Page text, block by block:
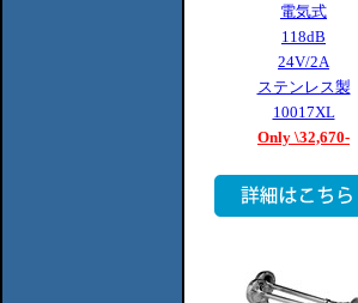
電気式
118dB
24V/2A
ステンレス製
10017XL
Only \32,670-